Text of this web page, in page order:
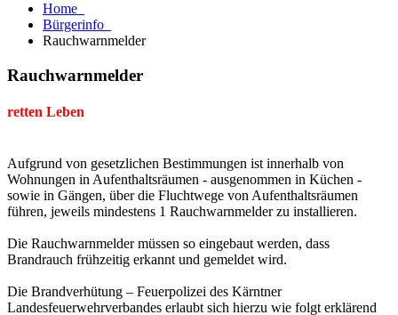
Home
Bürgerinfo
Rauchwarnmelder
Rauchwarnmelder
retten Leben
Aufgrund von gesetzlichen Bestimmungen ist innerhalb von
Wohnungen in Aufenthaltsräumen - ausgenommen in Küchen -
sowie in Gängen, über die Fluchtwege von Aufenthaltsräumen
führen, jeweils mindestens 1 Rauchwarnmelder zu installieren.
Die Rauchwarnmelder müssen so eingebaut werden, dass
Brandrauch frühzeitig erkannt und gemeldet wird.
Die Brandverhütung – Feuerpolizei des Kärntner
Landesfeuerwehrverbandes erlaubt sich hierzu wie folgt erklärend